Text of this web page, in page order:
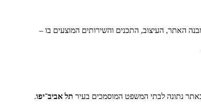
האתר, העיצוב, התכנים והשירותים המוצעים בו –
נתונה לבתי המשפט המוסמכים בעיר תל אביב־יפו.